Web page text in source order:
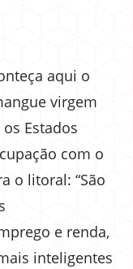
aqui o
virgem
Estados
com o
o litoral: “São
e renda,
inteligentes